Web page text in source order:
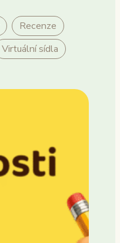
Recenze
Virtuální sídla